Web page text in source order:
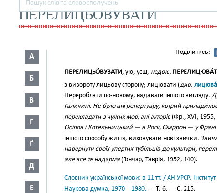
ПЕРЕЛИЦЬОВУВАТИ
А
Б
В
Г
Ґ
Д
Е
Поділитись:
ПЕРЕЛИЦЬО́ВУВАТИ, ую, уєш, недок.,
з вивороту лицьову сторону; лицювати (див.
Переробляти по-новому, надавати іншого вигляду.
Галичині. Не було ані репертуару, котрий
перекладати з чужих мов, ані акторів (Фр., XVI,
Осіпов і Котельницький — в Росії, Скаррон — у
іншого способу життя, виховувати нові звички.
навернути своїх упертих тубільців до культури,
але все те надарма (Гончар, Таврія, 1952, 140).
Словник української мови: в 11 тт. / АН УРСР.
Наукова думка, 1970—1980. — Т. 6. — С. 215.